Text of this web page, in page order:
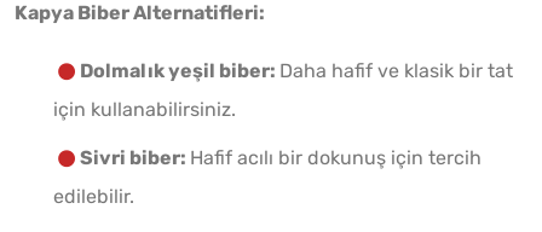
Kapya Biber Alternatifleri:
Dolmalık yeşil biber: Daha hafif ve klasik bir tat
için kullanabilirsiniz.
Sivri biber: Hafif acılı bir dokunuş için tercih
edilebilir.